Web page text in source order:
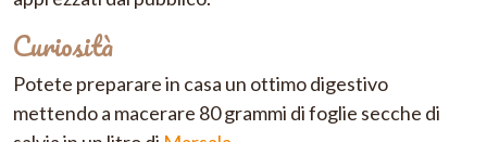
Curiosità
Potete preparare in casa un ottimo digestivo
mettendo a macerare 80 grammi di foglie secche di